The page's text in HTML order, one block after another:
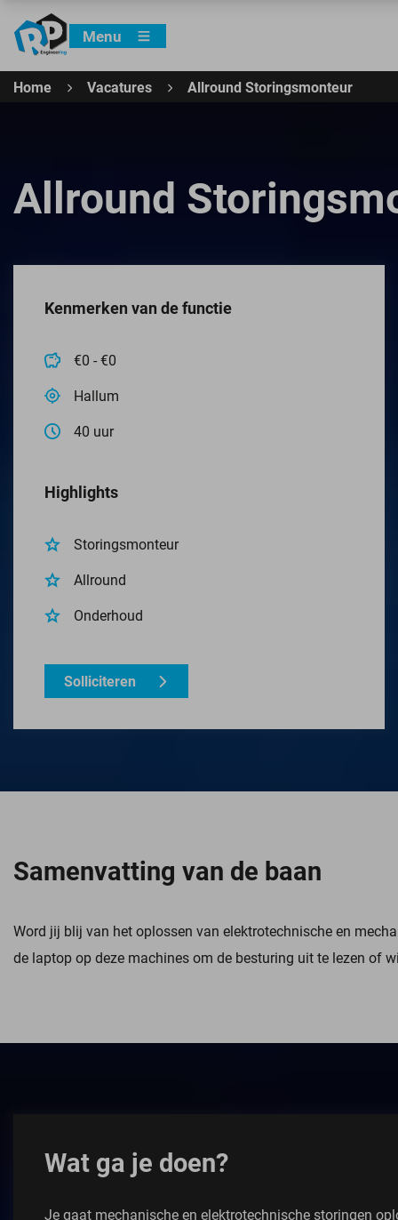
Menu
Home Vacatures Allround Storingsmonteur
Allround
Kenmerken van de functie
€0 - €0
Hallum
40 uur
Highlights
Storingsmonteur
Allround
Onderhoud
Solliciteren
Samenvatting van de baan
Word jij blij van het oplossen van elektrotechnische en
de laptop op deze machines om de besturing uit te lezen of
Wat ga je doen?
Je gaat mechanische en elektrotechnische storingen